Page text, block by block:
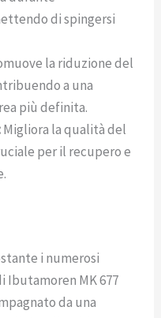
di spingersi
la riduzione del
a una
più definita.
Migliora la qualità del
per il recupero e
i numerosi
MK 677
da una